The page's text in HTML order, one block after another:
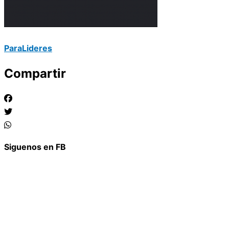
ParaLideres
Compartir
Siguenos en FB